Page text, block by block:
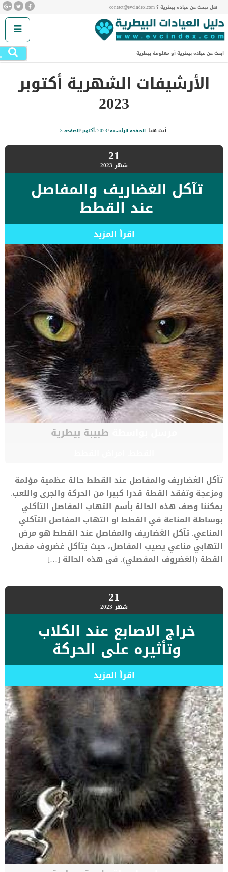
هل تبحث عن عيادة بيطرية ؟ contact@evcindex.com
ابحث عن عيادة بيطرية أو معلومة بيطرية
الأرشيفات الشهرية أكتوبر
2023
أنت هنا:الصفحة الرئيسية/
2023
/أكتوبر/الصفحة 3
21شهر 2023
تآكل الغضاريف والمفاصل
عند القطط
اقرأ المزيد
طبيبة بيطرية
تآكل الغضاريف والمفاصل عند القطط حالة عظمية مؤلمة
ومزعجة وتفقد القطة قدرا كبيرا من الحركة والجرى واللعب.
يمكننا وصف هذه الحالة بأسم التهاب المفاصل التآكلي
بوساطة المناعة في القطط او التهاب المفاصل التآكلي
المناعي. تآكل الغضاريف والمفاصل عند القطط هو مرض
التهابي مناعي يصيب المفاصل، حيث يتآكل غضروف مفصل
القطة (الغضروف المفصلي). فى هذه الحالة […]
21شهر 2023
خراج الاصابع عند الكلاب
وتأثيره على الحركة
اقرأ المزيد